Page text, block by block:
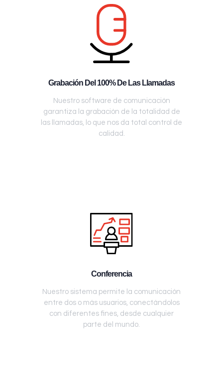
Grabación Del 100% De Las Llamadas
Nuestro software de comunicación
garantiza la grabación de la totalidad de
las llamadas, lo que nos da total control de
calidad.
Conferencia
Nuestro sistema permite la comunicación
entre dos o más usuarios, conectándolos
con diferentes fines, desde cualquier
parte del mundo.